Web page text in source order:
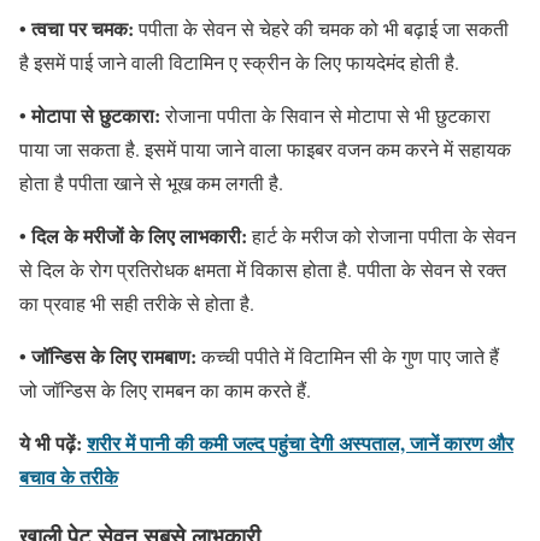
• त्वचा पर चमक:पपीता के सेवन से चेहरे की चमक को भी बढ़ाई जा सकती
है इसमें पाई जाने वाली विटामिन ए स्क्रीन के लिए फायदेमंद होती है.
• मोटापा से छुटकारा:रोजाना पपीता के सिवान से मोटापा से भी छुटकारा
पाया जा सकता है. इसमें पाया जाने वाला फाइबर वजन कम करने में सहायक
होता है पपीता खाने से भूख कम लगती है.
• दिल के मरीजों के लिए लाभकारी:हार्ट के मरीज को रोजाना पपीता के सेवन
से दिल के रोग प्रतिरोधक क्षमता में विकास होता है. पपीता के सेवन से रक्त
का प्रवाह भी सही तरीके से होता है.
• जॉन्डिस के लिए रामबाण:कच्ची पपीते में विटामिन सी के गुण पाए जाते हैं
जो जॉन्डिस के लिए रामबन का काम करते हैं.
ये भी पढ़ें:शरीर में पानी की कमी जल्द पहुंचा देगी अस्पताल, जानें कारण और
बचाव के तरीके